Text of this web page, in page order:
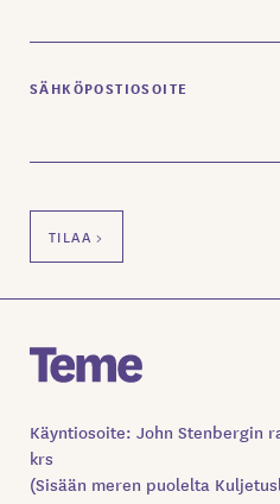
SÄHKÖPOSTIOSOITE
Käyntiosoite: John Stenbergin
krs
(Sisään meren puolelta